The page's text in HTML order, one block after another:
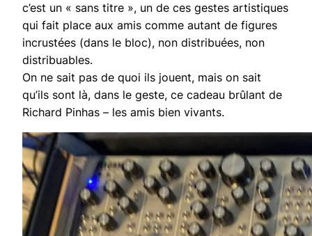
c’est un « sans titre », un de ces gestes artistiques
qui fait place aux amis comme autant de figures
incrustées (dans le bloc), non distribuées, non
distribuables.
On ne sait pas de quoi ils jouent, mais on sait
qu’ils sont là, dans le geste, ce cadeau brûlant de
Richard Pinhas – les amis bien vivants.